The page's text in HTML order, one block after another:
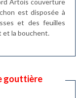
est disposée à
et des feuilles
et la bouchent.
gouttière